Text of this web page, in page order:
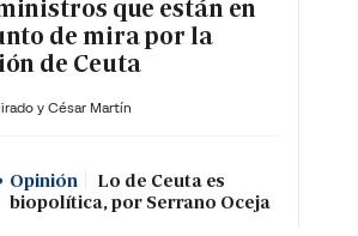
que están en
de mira por la
de Ceuta
y César Martín
Opinión
Lo de Ceuta es
biopolítica, por Serrano Oceja